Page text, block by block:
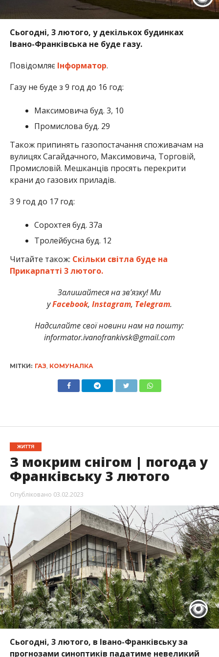
Сьогодні, 3 лютого, у декількох будинках
Івано-Франківська не буде газу.
Повідомляє Інформатор.
Газу не буде з 9 год до 16 год:
Максимовича буд. 3, 10
Промислова буд. 29
Також припинять газопостачання споживачам на
вулицях Сагайдачного, Максимовича, Торговій,
Промисловій. Мешканців просять перекрити
крани до газових приладів.
З 9 год до 17 год:
Сорохтея буд. 37а
Тролейбусна буд. 12
Читайте також: Скільки світла буде на
Прикарпатті 3 лютого.
Залишайтеся на зв’язку! Ми
уFacebook, Instagram, Telegram.
Надсилайте свої новини нам на пошту:
informator.ivanofrankivsk@gmail.com
МІТКИ: ГАЗ КОМУНАЛКА
ЖИТТЯ
З мокрим снігом | погода у
Франківську 3 лютого
Опубліковано 03.02.2023
Сьогодні, 3 лютого, в Івано-Франківську за
прогнозами синоптиків падатиме невеликий